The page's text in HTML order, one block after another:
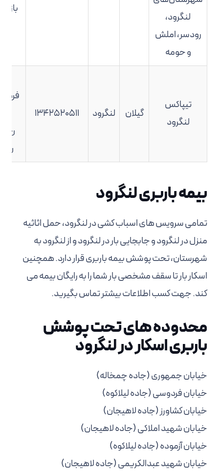
لنگرود،
رودسر، املش
و حومه
تیپاکس
لنگرود
گیلان لنگرود ۱۳۴۲۵۲۰۵۱۱
بیمه باربری لنگرود
تمامی سرویس های اسباب کشی در لنگرود، حمل اثاثیه
منزل در لنگرود و جابجایی بار در لنگرود و از لنگرود به
شهرستان، تحت پوشش بیمه باربری قرار دارد. همچنین
اسکار بار تا سقف مشخصی بار شما را به رایگان بیمه می
کند. جهت کسب اطلاعات بیشتر تماس بگیرید.
محدوده های تحت پوشش
باربری اسکار در لنگرود
خیابان جمهوری (جاده چمخاله)
خیابان فردوسی (جاده لیلاکوه)
خیابان کشاورز (جاده لاهیجان)
خیابان شهید املاکی (جاده لاهیجان)
خیابان آزموده (جاده لیلاکوه)
خیابان شهید عبدالکریمی (جاده لاهیجان)